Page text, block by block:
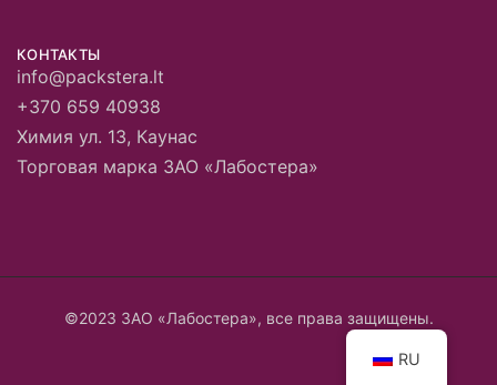
КОНТАКТЫ
info@packstera.lt
+370 659 40938
Химия ул. 13, Каунас
Торговая марка ЗАО «Лабостера»
©2023 ЗАО «Лабостера», все права защищены.
RU